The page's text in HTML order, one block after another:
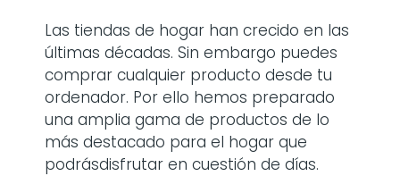
Las tiendas de hogar han crecido en las
últimas décadas. Sin embargo puedes
comprar cualquier producto desde tu
ordenador. Por ello hemos preparado
una amplia gama de productos de lo
más destacado para el hogar que
podrásdisfrutar en cuestión de días.